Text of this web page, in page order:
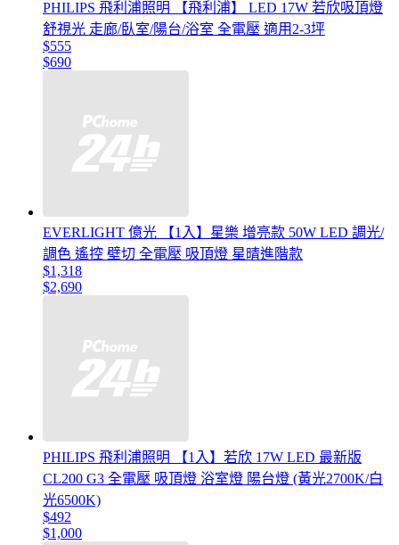
PHILIPS 飛利浦照明 【飛利浦】 LED 17W 若欣吸頂燈
舒視光 走廊/臥室/陽台/浴室 全電壓 適用2-3坪
$555
$690
EVERLIGHT 億光 【1入】星樂 增亮款 50W LED 調光/
調色 遙控 壁切 全電壓 吸頂燈 星晴進階款
$1,318
$2,690
PHILIPS 飛利浦照明 【1入】若欣 17W LED 最新版
CL200 G3 全電壓 吸頂燈 浴室燈 陽台燈 (黃光2700K/白
光6500K)
$492
$1,000